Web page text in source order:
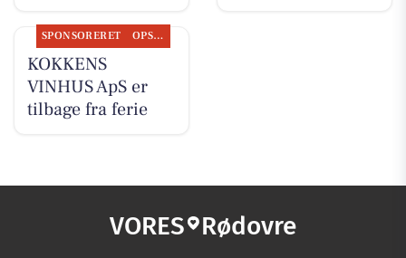
SPONSORERET OPSLAGSTAVLEN
KOKKENS
VINHUS ApS er
tilbage fra ferie
VORES Rødovre